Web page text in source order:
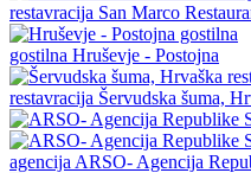
restavracija San Marco
gostilna Hruševje - Postojna
restavracija Šervudska šuma,
agencija ARSO- Agencija